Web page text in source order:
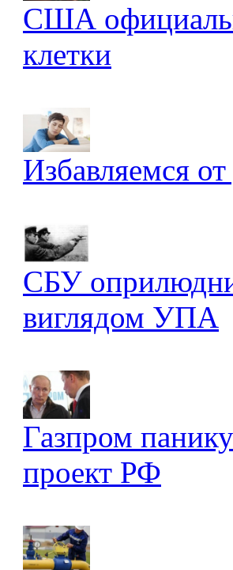
США
клетки
Избавляемся
СБУ
виглядом УПА
Газпром
проект РФ